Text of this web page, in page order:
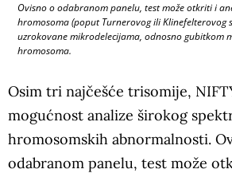
Ovisno o odabranom panelu, test može otkriti i
hromosoma (poput Turnerovog ili Klinefelterovog
uzrokovane mikrodelecijama, odnosno gubitkom
hromosoma.
Osim tri najčešće trisomije,
mogućnost analize širokog
hromosomskih abnormalnosti.
odabranom panelu, test može